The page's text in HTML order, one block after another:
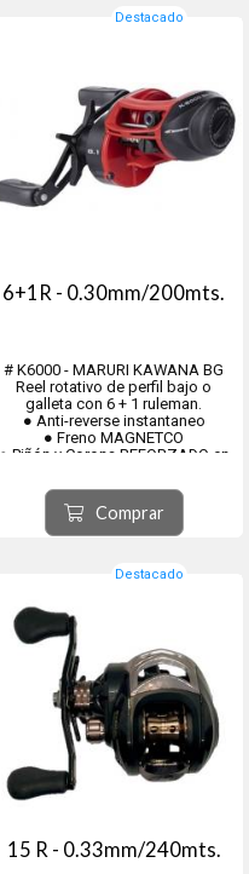
Destacado
6+1R - 0.30mm/200mts.
# K6000 - MARURI KAWANA BG
Reel rotativo de perfil bajo o
galleta con 6 + 1 ruleman.
● Anti-reverse instantaneo
● Freno MAGNETCO
● Piñón y Corona REFORZADO en
● Devanador
● Recuperación 7,2:1
● Carrete Aluminio
● Peso 204 gr
# K6000VE - Col...
Comprar
Destacado
15 R - 0.33mm/240mts.